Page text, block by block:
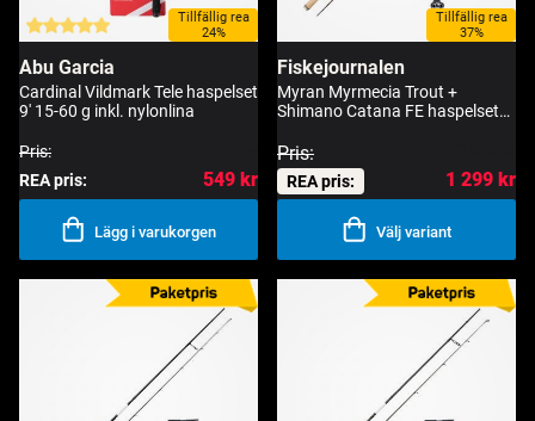
Tillfällig rea
24%
Abu Garcia
Cardinal Vildmark Tele haspelset
9' 15-60 g inkl. nylonlina
Pris:
REA pris:
549 kr
Lägg i varukorgen
Tillfällig rea
37%
Fiskejournalen
Myran Myrmecia Trout +
Shimano Catana FE haspelset
Pris:
REA pris:
1 299 kr
Välj variant